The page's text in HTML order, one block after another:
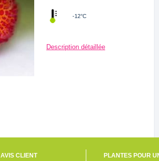
-12°C
Description détaillée
AVIS CLIENT PLANTES POUR